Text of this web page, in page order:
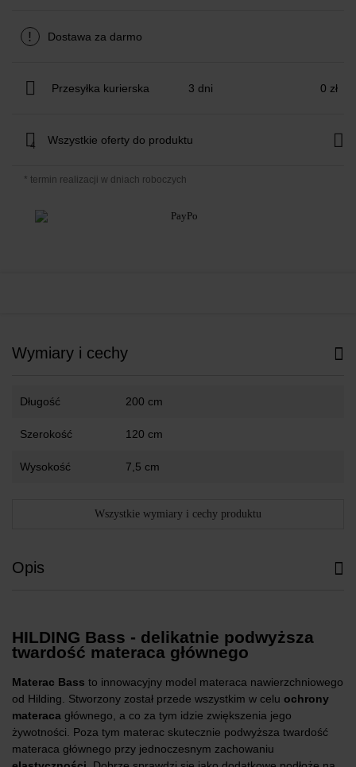
! Dostawa za darmo
Przesyłka kurierska 3 dni 0 zł
4 Wszystkie oferty do produktu
* termin realizacji w dniach roboczych
Wymiary i cechy
Długość 200 cm
Szerokość 120 cm
Wysokość 7,5 cm
Wszystkie wymiary i cechy produktu
Opis
HILDING Bass - delikatnie podwyższa
twardość materaca głównego
Materac Bass to innowacyjny model materaca nawierzchniowego
od Hilding. Stworzony został przede wszystkim w celu ochrony
materaca głównego, a co za tym idzie zwiększenia jego
żywotności. Poza tym materac skutecznie podwyższa twardość
materaca głównego przy jednoczesnym zachowaniu